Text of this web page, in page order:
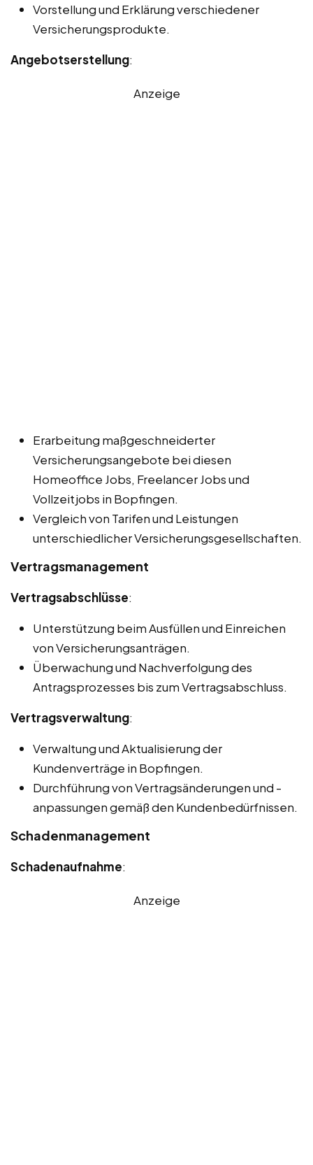
Vorstellung und Erklärung verschiedener
Versicherungsprodukte.
Angebotserstellung:
Anzeige
Erarbeitung maßgeschneiderter
Versicherungsangebote bei diesen
Homeoffice Jobs, Freelancer Jobs und
Vollzeitjobs in Bopfingen.
Vergleich von Tarifen und Leistungen
unterschiedlicher Versicherungsgesellschaften.
Vertragsmanagement
Vertragsabschlüsse:
Unterstützung beim Ausfüllen und Einreichen
von Versicherungsanträgen.
Überwachung und Nachverfolgung des
Antragsprozesses bis zum Vertragsabschluss.
Vertragsverwaltung:
Verwaltung und Aktualisierung der
Kundenverträge in Bopfingen.
Durchführung von Vertragsänderungen und -
anpassungen gemäß den Kundenbedürfnissen.
Schadenmanagement
Schadenaufnahme:
Anzeige